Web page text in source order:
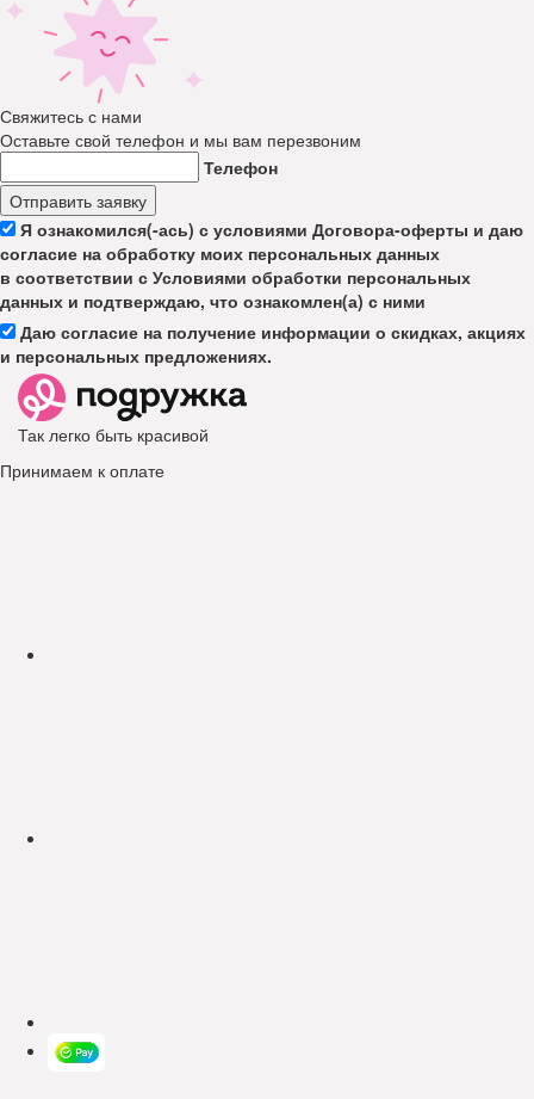
Свяжитесь с нами
Оставьте свой телефон и мы вам перезвоним
Телефон
Отправить заявку
Я ознакомился(-ась) с условиями Договора-оферты и даю
согласие на обработку моих персональных данных
в соответствии с Условиями обработки персональных
данных и подтверждаю, что ознакомлен(а) с ними
Даю согласие на получение информации о скидках, акциях
и персональных предложениях.
Так легко быть красивой
Принимаем к оплате